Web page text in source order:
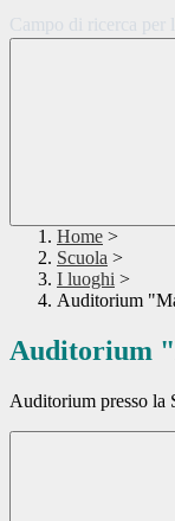
Campo di ricerca per
Home >
Scuola >
I luoghi >
Auditorium
Auditorium
Auditorium presso la